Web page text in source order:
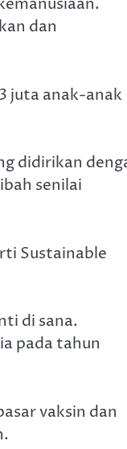
dan
juta anak-anak
didirikan
senilai
Sustainable
di sana.
pada tahun
vaksin dan